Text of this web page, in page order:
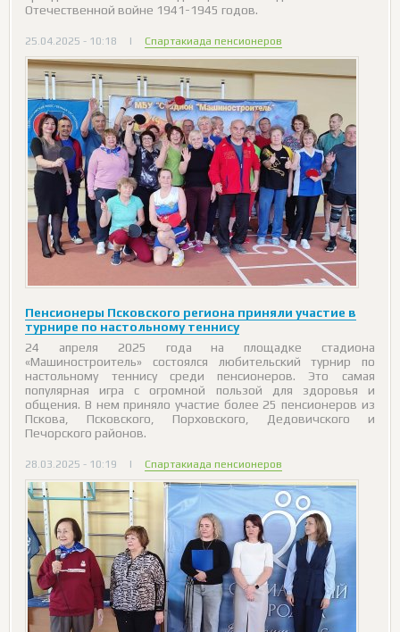
Отечественной войне 1941-1945 годов.
25.04.2025 - 10:18 | Спартакиада пенсионеров
Пенсионеры Псковского региона приняли участие в
турнире по настольному теннису
24 апреля 2025 года на площадке стадиона
«Машиностроитель» состоялся любительский турнир по
настольному теннису среди пенсионеров. Это самая
популярная игра с огромной пользой для здоровья и
общения. В нем приняло участие более 25 пенсионеров из
Пскова, Псковского, Порховского, Дедовичского и
Печорского районов.
28.03.2025 - 10:19 | Спартакиада пенсионеров